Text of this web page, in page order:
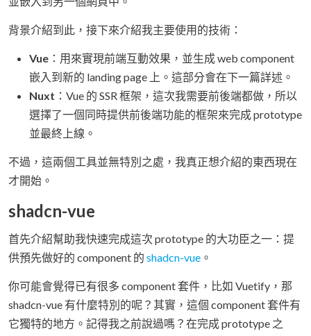
背景介紹到此，接下來介紹我主要使用的技術：
Vue ：用來實現前端互動效果，並生成 web component
嵌入到新的 landing page 上。這部分會在下一篇詳述。
Nuxt ：Vue 的 SSR 框架，這次我需要前後端都做，所以
選擇了一個同時提供前後端功能的框架來完成 prototype
並最終上線。
不過，這兩個工具並無特別之處，我真正想介紹的東西現在
才開始。
shadcn-vue
首先介紹幫助我快速完成這次 prototype 的大功臣之一：提
供預先做好的 component 的 shadcn-vue 。
你可能會覺得已有很多 component 套件，比如 Vuetify，那
shadcn-vue 有什麼特別的呢？其實，這個 component 套件有
它獨特的地方。記得我之前說過嗎？在完成 prototype 之